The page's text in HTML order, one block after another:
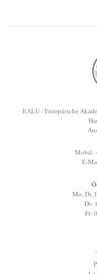
EALU - Europäische
Mobil:
E-
Mo, Di,
Di:
Fr: